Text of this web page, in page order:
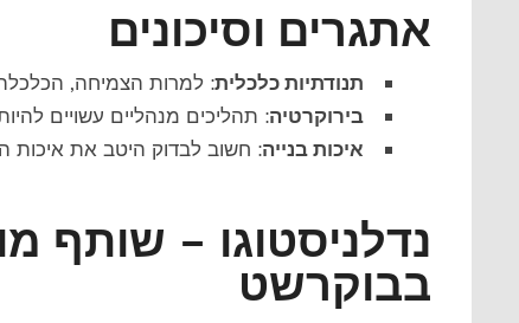
אתגרים וסיכונים
תנודתיות כלכלית: למרות הצמיחה, הכלכלה
בירוקרטיה: תהליכים מנהליים עשויים
איכות בנייה: חשוב לבדוק היטב את איכות
נדלניסטוגו – שותף
בבוקרשט